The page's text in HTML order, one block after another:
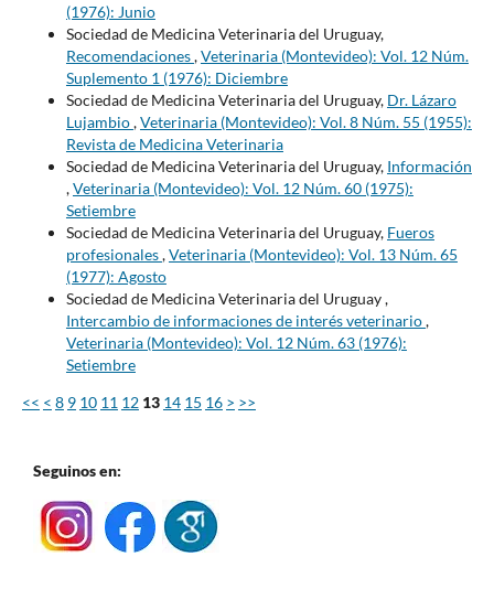
(1976): Junio
Sociedad de Medicina Veterinaria del Uruguay,
Recomendaciones,Veterinaria (Montevideo): Vol. 12 Núm.
Suplemento 1 (1976): Diciembre
Sociedad de Medicina Veterinaria del Uruguay, Dr. Lázaro
Lujambio,Veterinaria (Montevideo): Vol. 8 Núm. 55 (1955):
Revista de Medicina Veterinaria
Sociedad de Medicina Veterinaria del Uruguay, Información
,Veterinaria (Montevideo): Vol. 12 Núm. 60 (1975):
Setiembre
Sociedad de Medicina Veterinaria del Uruguay, Fueros
profesionales,Veterinaria (Montevideo): Vol. 13 Núm. 65
(1977): Agosto
Sociedad de Medicina Veterinaria del Uruguay ,
Intercambio de informaciones de interés veterinario,
Veterinaria (Montevideo): Vol. 12 Núm. 63 (1976):
Setiembre
<< < 8 9 10 11 12 13 14 15 16 > >>
Seguinos en: